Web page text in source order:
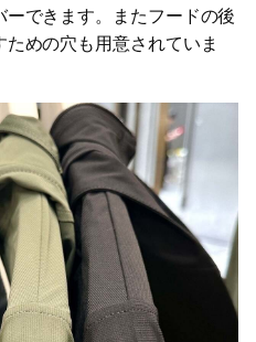
できます。またフードの後
めの穴も用意されていま